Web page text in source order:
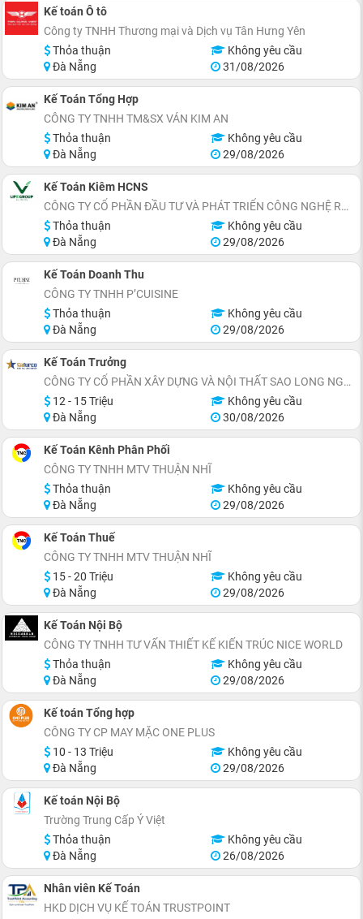
Kế toán Ô tô
Công ty TNHH Thương mại và Dịch vụ Tân Hưng Yên
Thỏa thuận
Không yêu cầu
Đà Nẵng
31/08/2026
Kế Toán Tổng Hợp
CÔNG TY TNHH TM&SX VÁN KIM AN
Thỏa thuận
Không yêu cầu
Đà Nẵng
29/08/2026
Kế Toán Kiêm HCNS
CÔNG TY CỔ PHẦN ĐẦU TƯ VÀ PHÁT TRIỂN CÔNG NGHỆ REELIFE
Thỏa thuận
Không yêu cầu
Đà Nẵng
29/08/2026
Kế Toán Doanh Thu
CÔNG TY TNHH P’CUISINE
Thỏa thuận
Không yêu cầu
Đà Nẵng
29/08/2026
Kế Toán Trưởng
CÔNG TY CỔ PHẦN XÂY DỰNG VÀ NỘI THẤT SAO LONG NGUYỄN
12 - 15 Triệu
Không yêu cầu
Đà Nẵng
30/08/2026
Kế Toán Kênh Phân Phối
CÔNG TY TNHH MTV THUẬN NHĨ
Thỏa thuận
Không yêu cầu
Đà Nẵng
29/08/2026
Kế Toán Thuế
CÔNG TY TNHH MTV THUẬN NHĨ
15 - 20 Triệu
Không yêu cầu
Đà Nẵng
29/08/2026
Kế Toán Nội Bộ
CÔNG TY TNHH TƯ VẤN THIẾT KẾ KIẾN TRÚC NICE WORLD
Thỏa thuận
Không yêu cầu
Đà Nẵng
29/08/2026
Kế toán Tổng hợp
CÔNG TY CP MAY MẶC ONE PLUS
10 - 13 Triệu
Không yêu cầu
Đà Nẵng
29/08/2026
Kế toán Nội Bộ
Trường Trung Cấp Ý Việt
Thỏa thuận
Không yêu cầu
Đà Nẵng
26/08/2026
Nhân viên Kế Toán
HKD DỊCH VỤ KẾ TOÁN TRUSTPOINT